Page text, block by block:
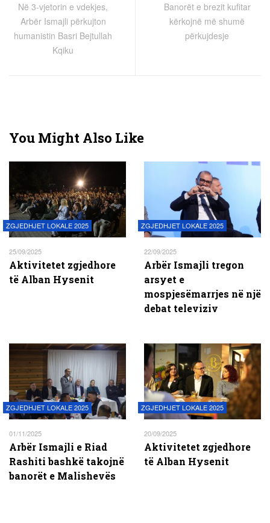
Në 3-vjetorin e vdekjes,
Arbër Ismajli përkujton
humanistin Basri Bejtullah
Kqiku
Banorët e brezit kufitar
kërkojnë më shumë
përkujdesje
You Might Also Like
ZGJEDHJET LOKALE 2025
25/09/2025
Aktivitetet zgjedhore
të Alban Hysenit
ZGJEDHJET LOKALE 2025
22/09/2025
Arbër Ismajli tregon
arsyet e
mospjesëmarrjes në një
debat televiziv
ZGJEDHJET LOKALE 2025
01/11/2025
Arbër Ismajli e Riad
Rashiti bashkë takojnë
banorët e Malishevës
ZGJEDHJET LOKALE 2025
20/09/2025
Aktivitetet zgjedhore
të Alban Hysenit